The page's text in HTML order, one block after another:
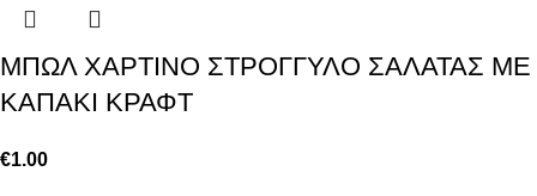
ΜΠΩΛ ΧΑΡΤΙΝΟ ΣΤΡΟΓΓΥΛΟ ΣΑΛΑΤΑΣ ΜΕ
ΚΑΠΑΚΙ ΚΡΑΦΤ
€1.00